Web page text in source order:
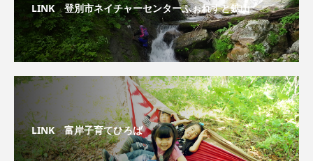
LINK 登別市ネイチャーセンターふぉれすと鉱山
LINK 富岸子育てひろば